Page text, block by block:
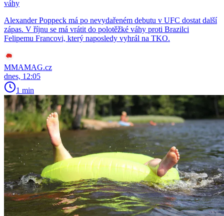
váhy
Alexander Poppeck má po nevydařeném debutu v UFC dostat další
zápas. V říjnu se má vrátit do polotěžké váhy proti Brazilci
Felipemu Francovi, který naposledy vyhrál na TKO.
MMAMAG.cz
dnes, 12:05
1 min